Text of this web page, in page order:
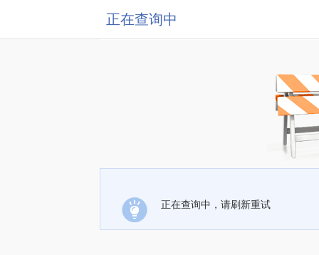
正在查询中
正在查询中，请刷新重试